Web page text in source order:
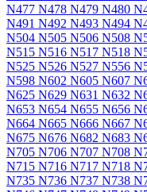
N477 N478 N479 N480
N491 N492 N493 N494
N504 N505 N506 N508
N515 N516 N517 N518
N525 N526 N527 N556
N598 N602 N605 N607
N625 N629 N631 N632
N653 N654 N655 N656
N664 N665 N666 N667
N675 N676 N682 N683
N705 N706 N707 N708
N715 N716 N717 N718
N735 N736 N737 N738